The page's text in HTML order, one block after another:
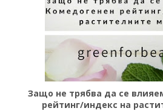
Защо не трябва да се
рейтинг/индекс на